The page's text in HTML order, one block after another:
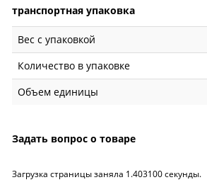
транспортная упаковка
Вес с упаковкой
Количество в упаковке
Объем единицы
Задать вопрос о товаре
Загрузка страницы заняла 1.403100 секунды.